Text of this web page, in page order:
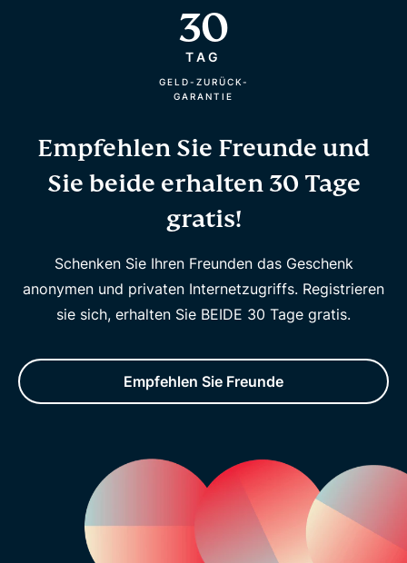
30
TAG
GELD-ZURÜCK-
GARANTIE
Empfehlen Sie Freunde und
Sie beide erhalten 30 Tage
gratis!
Schenken Sie Ihren Freunden das Geschenk
anonymen und privaten Internetzugriffs. Registrieren
sie sich, erhalten Sie BEIDE 30 Tage gratis.
Empfehlen Sie Freunde